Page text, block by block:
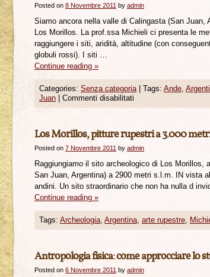
Posted on 8 Novembre 2011 by admin
Siamo ancora nella valle di Calingasta (San
Los Morillos. La prof.ssa Michieli ci presenta le
raggiungere i siti, aridità, altitudine (con
globuli rossi). I siti …
Continue reading »
Categories: Senza categoria Tags: Ande,
Juan
Commenti disabilitati
Los Morillos, pitture rupestri a 3.000
Posted on 7 Novembre 2011 by admin
Raggiungiamo il sito archeologico di Los Morillos,
San Juan, Argentina) a 2900 metri s.l.m. IN vista
andini. Un sito straordinario che non ha nulla d
Continue reading »
Tags: Archeologia, Argentina, arte rupestre,
Antropologia fisica: come approcciare lo
Posted on 6 Novembre 2011 by admin